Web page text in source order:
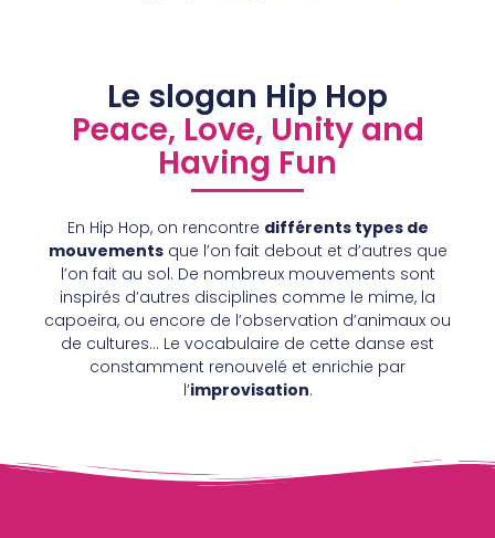
Le slogan Hip Hop
Peace, Love, Unity and
Having Fun
En Hip Hop, on rencontre différents types de
mouvementsque l’on fait debout et d’autres que
l’on fait au sol. De nombreux mouvements sont
inspirés d’autres disciplines comme le mime, la
capoeira, ou encore de l’observation d’animaux ou
de cultures… Le vocabulaire de cette danse est
constamment renouvelé et enrichie par
l’improvisation.